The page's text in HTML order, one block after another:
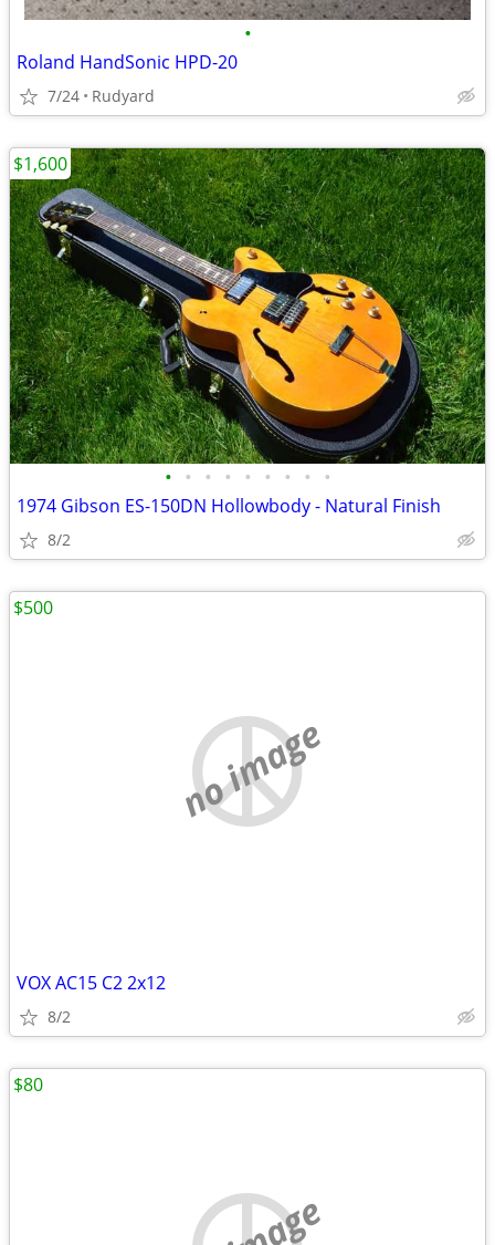
•
Roland HandSonic HPD-20
7/24 Rudyard
• • • • • • • • •
1974 Gibson ES-150DN Hollowbody - Natural Finish
8/2
$1,600
no image
VOX AC15 C2 2x12
8/2
$500
$80